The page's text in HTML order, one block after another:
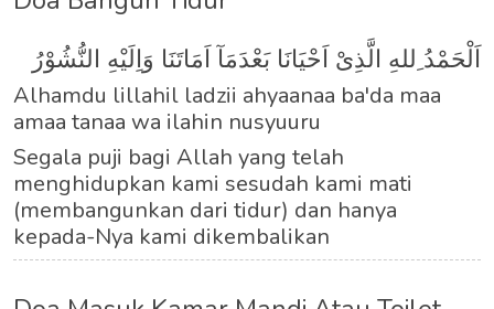
اَلْحَمْدُ ِللهِ الَّذِىْ اَحْيَانَا بَعْدَمَآ اَمَاتَنَا وَاِلَيْهِ النُّشُوْرُ
Alhamdu lillahil ladzii ahyaanaa ba'da maa
amaa tanaa wa ilahin nusyuuru
Segala puji bagi Allah yang telah
menghidupkan kami sesudah kami mati
(membangunkan dari tidur) dan hanya
kepada-Nya kami dikembalikan